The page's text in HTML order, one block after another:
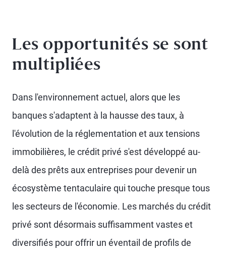
Les opportunités se sont
multipliées
Dans l'environnement actuel, alors que les
banques s'adaptent à la hausse des taux, à
l'évolution de la réglementation et aux tensions
immobilières, le crédit privé s'est développé au-
delà des prêts aux entreprises pour devenir un
écosystème tentaculaire qui touche presque tous
les secteurs de l'économie. Les marchés du crédit
privé sont désormais suffisamment vastes et
diversifiés pour offrir un éventail de profils de